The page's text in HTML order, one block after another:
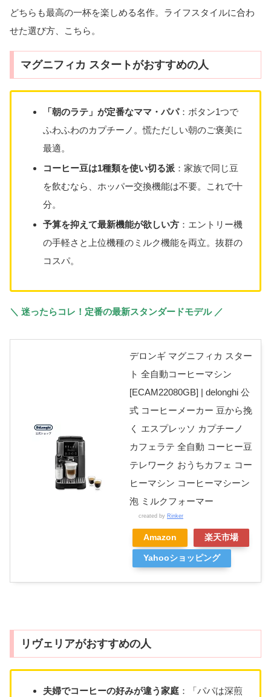
どちらも最高の一杯を楽しめる名作。ライフスタイルに合わ
せた選び方、こちら。
マグニフィカ スタートがおすすめの人
「朝のラテ」が定番なママ・パパ：ボタン1つで
ふわふわのカプチーノ。慌ただしい朝のご褒美に
最適。
コーヒー豆は1種類を使い切る派：家族で同じ豆
を飲むなら、ホッパー交換機能は不要。これで十
分。
予算を抑えて最新機能が欲しい方：エントリー機
の手軽さと上位機種のミルク機能を両立。抜群の
コスパ。
＼ 迷ったらコレ！定番の最新スタンダードモデル ／
デロンギ マグニフィカ スター
ト 全自動コーヒーマシン
[ECAM22080GB] | delonghi 公
式 コーヒーメーカー 豆から挽
く エスプレッソ カプチーノ
カフェラテ 全自動 コーヒー豆
テレワーク おうちカフェ コー
ヒーマシン コーヒーマシーン
泡 ミルクフォーマー
created by Rinker
Amazon 楽天市場
Yahooショッピング
リヴェリアがおすすめの人
夫婦でコーヒーの好みが違う家庭：「パパは深煎